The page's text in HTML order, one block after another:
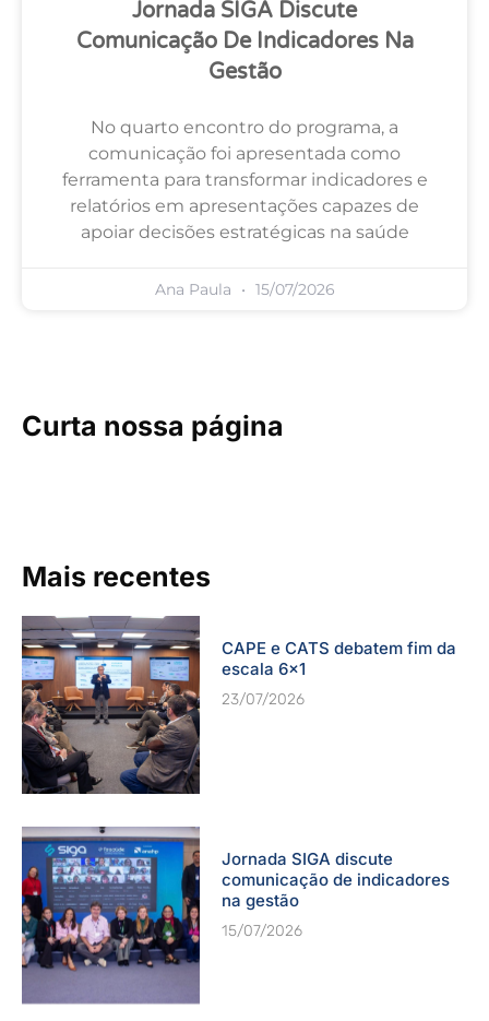
Jornada SIGA Discute
Comunicação De Indicadores Na
Gestão
No quarto encontro do programa, a
comunicação foi apresentada como
ferramenta para transformar indicadores e
relatórios em apresentações capazes de
apoiar decisões estratégicas na saúde
Ana Paula 15/07/2026
Curta nossa página
Mais recentes
CAPE e CATS debatem fim da
escala 6×1
23/07/2026
Jornada SIGA discute
comunicação de indicadores
na gestão
15/07/2026